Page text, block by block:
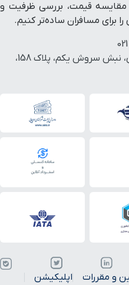
مقایسه قیمت، بررسی ظرفیت و
برای مسافران ساده‌تر کنیم.
تهران، دریان نو، همایونشهر جنوبی، نبش سروش یکم، پلاک 158،
و مقررات
اپلیکیشن